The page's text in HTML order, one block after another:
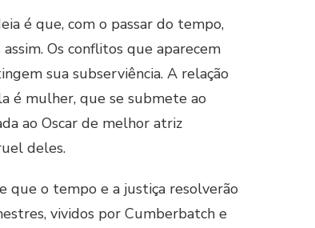
é que, com o passar do tempo,
Os conflitos que aparecem
sua subserviência. A relação
é mulher, que se submete ao
ao Oscar de melhor atriz
deles.
que o tempo e a justiça resolverão
vividos por Cumberbatch e